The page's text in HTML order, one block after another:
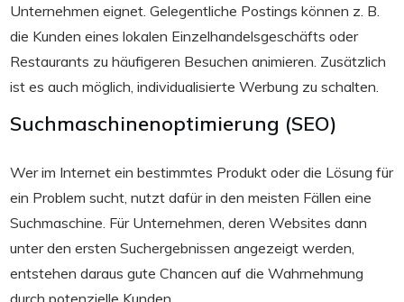
Unternehmen eignet. Gelegentliche Postings können z. B.
die Kunden eines lokalen Einzelhandelsgeschäfts oder
Restaurants zu häufigeren Besuchen animieren. Zusätzlich
ist es auch möglich, individualisierte Werbung zu schalten.
Suchmaschinenoptimierung (SEO)
Wer im Internet ein bestimmtes Produkt oder die Lösung für
ein Problem sucht, nutzt dafür in den meisten Fällen eine
Suchmaschine. Für Unternehmen, deren Websites dann
unter den ersten Suchergebnissen angezeigt werden,
entstehen daraus gute Chancen auf die Wahrnehmung
durch potenzielle Kunden.